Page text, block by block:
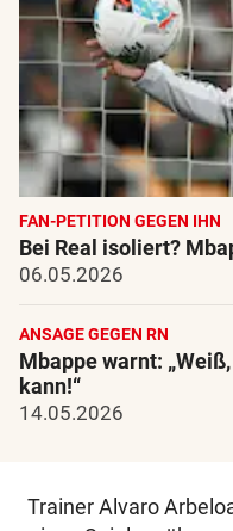
FAN-PETITION GEGEN IHN
Bei Real isoliert?
06.05.2026
ANSAGE GEGEN RN
Mbappe warnt:
kann!“
14.05.2026
Trainer Alvaro